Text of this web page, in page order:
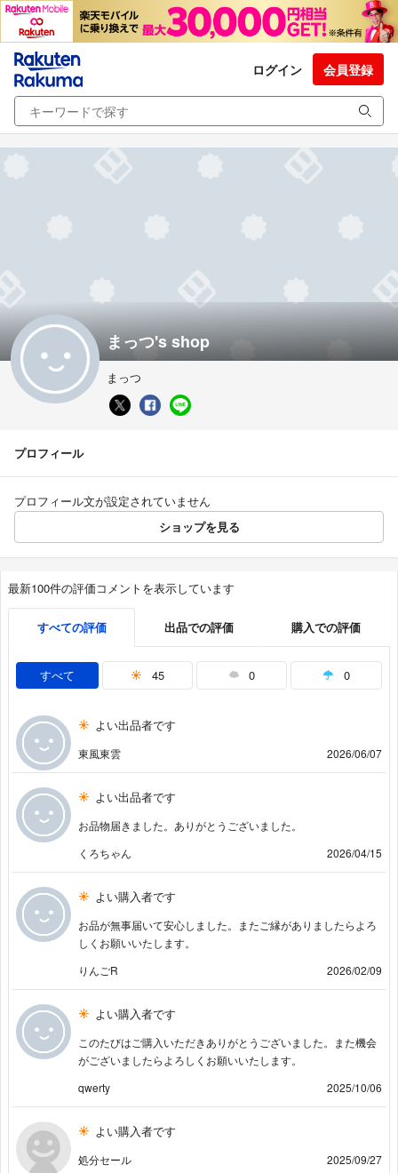
ログイン 会員登録
まっつ's shop
まっつ
プロフィール
プロフィール文が設定されていません
ショップを見る
最新100件の評価コメントを表示しています
すべての評価 出品での評価 購入での評価
すべて 45 0 0
よい出品者です
東風東雲 2026/06/07
よい出品者です
お品物届きました。ありがとうございました。
くろちゃん
2026/04/15
よい購入者です
お品が無事届いて安心しました。またご縁がありましたらよろ
しくお願いいたします。
りんごR
2026/02/09
よい購入者です
このたびはご購入いただきありがとうございました。また機会
がございましたらよろしくお願いいたします。
qwerty
2025/10/06
よい購入者です
処分セール 2025/09/27